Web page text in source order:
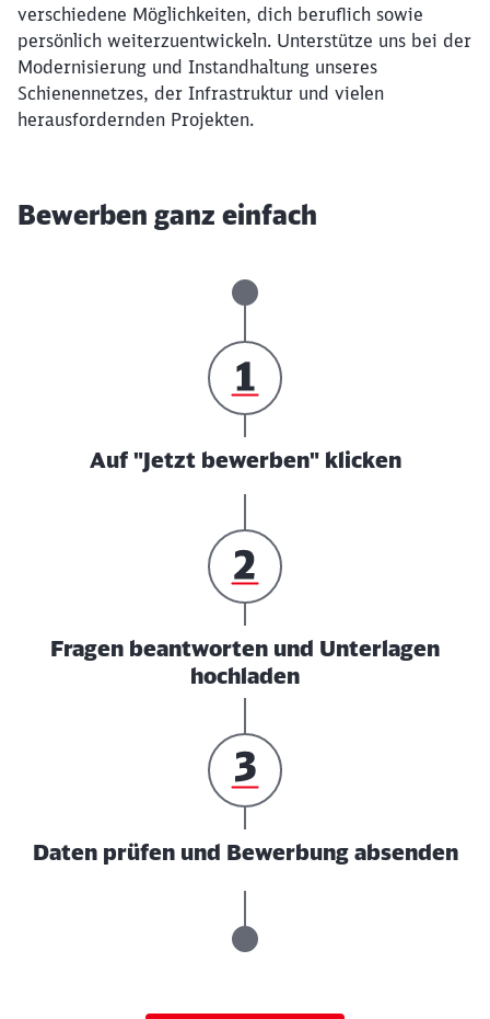
verschiedene Möglichkeiten, dich beruflich sowie
persönlich weiterzuentwickeln. Unterstütze uns bei der
Modernisierung und Instandhaltung unseres
Schienennetzes, der Infrastruktur und vielen
herausfordernden Projekten.
Bewerben ganz einfach
Auf "Jetzt bewerben" klicken
Fragen beantworten und Unterlagen
hochladen
Daten prüfen und Bewerbung absenden